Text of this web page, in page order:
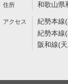
和歌山県
紀勢本線
紀勢本線
阪和線(